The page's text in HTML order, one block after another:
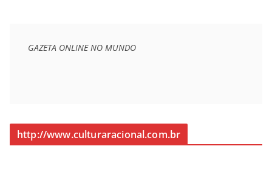
GAZETA ONLINE NO MUNDO
http://www.culturaracional.com.br